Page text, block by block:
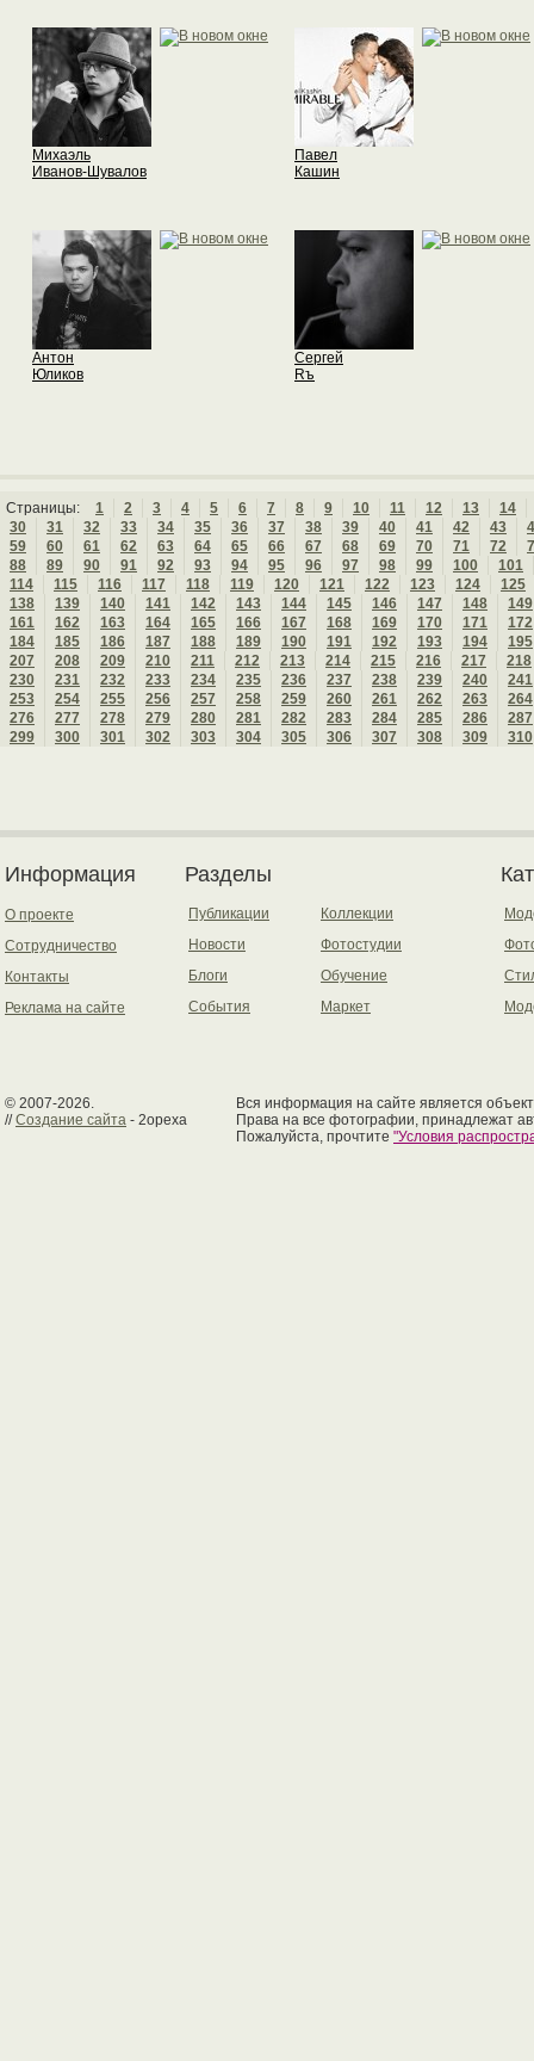
Михаэль
Иванов-Шувалов
Павел
Кашин
Антон
Юликов
Сергей
Rъ
Страницы: 1 2 3 4 5 6 7 8 9 10 11 12 13
14
30
31 32 33 34 35 36 37 38 39 40 41 42 43
59
60 61 62 63 64 65 66 67 68 69 70 71 72
88
89 90 91 92 93 94 95 96 97 98 99 100
101
114
115 116 117 118 119 120 121 122 123 124
125
138
139 140 141 142 143 144 145 146 147 148
149
161
162 163 164 165 166 167 168 169 170 171
172
184
185 186 187 188 189 190 191 192 193 194
195
207
208 209 210 211 212 213 214 215 216 217
218
230
231 232 233 234 235 236 237 238 239 240
241
253
254 255 256 257 258 259 260 261 262 263
264
276
277 278 279 280 281 282 283 284 285 286
287
299
300 301 302 303 304 305 306 307 308 309 310
Информация
О проекте
Сотрудничество
Контакты
Реклама на сайте
Разделы
Публикации
Новости
Блоги
События
Коллекции
Фотостудии
Обучение
Маркет
© 2007-2026.
//Создание сайта - 2opexa
Вся информация на сайте является
Права на все фотографии, принадлежат
Пожалуйста, прочтите "Условия